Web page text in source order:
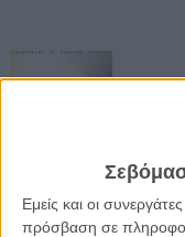
Εμείς και οι
πρόσβαση σε
Αλλη μια Νύχτα